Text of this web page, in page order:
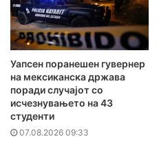
Уапсен поранешен гувернер
на мексиканска држава
поради случајот со
исчезнувањето на 43
студенти
07.08.2026 09:33